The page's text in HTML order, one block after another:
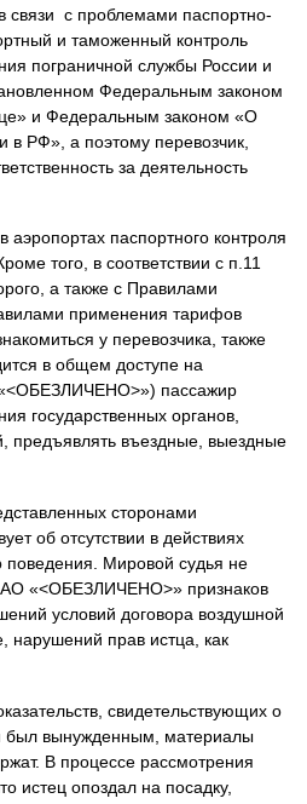
связи с проблемами паспортно-
и таможенный контроль
пограничной службы России и
Федеральным законом
и Федеральным законом «О
в РФ», а поэтому перевозчик,
за деятельность
паспортного контроля
того, в соответствии с п.11
а также с Правилами
применения тарифов
у перевозчика, также
в общем доступе на
пассажир
государственных органов,
предъявлять въездные, выездные
сторонами
об отсутствии в действиях
поведения. Мировой судья не
«<ОБЕЗЛИЧЕНО>» признаков
условий договора воздушной
нарушений прав истца, как
свидетельствующих о
был вынужденным, материалы
В процессе рассмотрения
истец опоздал на посадку,